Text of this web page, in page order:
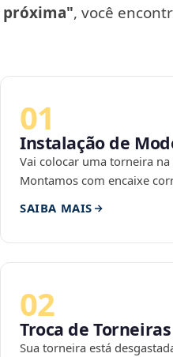
próxima", você
01
Instalação de
Vai colocar uma torneira
Montamos com encaixe
SAIBA MAIS
02
Troca de
Sua torneira está